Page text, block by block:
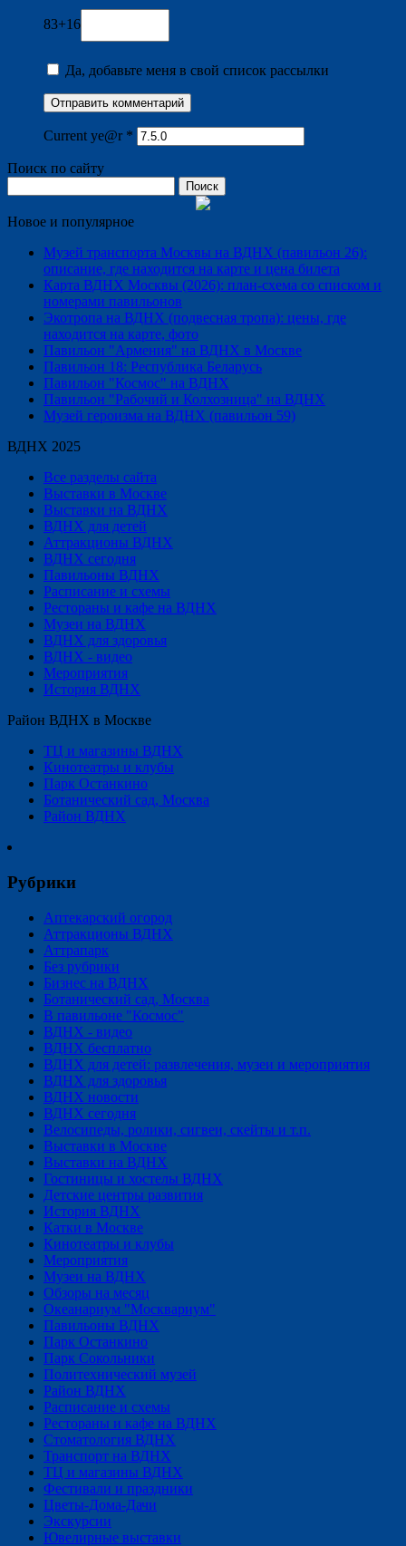
83+16
Да, добавьте меня в свой список рассылки
Current ye@r *
Поиск по сайту
Новое и популярное
Музей транспорта Москвы на ВДНХ (павильон 26):
описание, где находится на карте и цена билета
Карта ВДНХ Москвы (2026): план-схема со списком и
номерами павильонов
Экотропа на ВДНХ (подвесная тропа): цены, где
находится на карте, фото
Павильон "Армения" на ВДНХ в Москве
Павильон 18: Республика Беларусь
Павильон "Космос" на ВДНХ
Павильон "Рабочий и Колхозница" на ВДНХ
Музей героизма на ВДНХ (павильон 59)
ВДНХ 2025
Все разделы сайта
Выставки в Москве
Выставки на ВДНХ
ВДНХ для детей
Аттракционы ВДНХ
ВДНХ сегодня
Павильоны ВДНХ
Расписание и схемы
Рестораны и кафе на ВДНХ
Музеи на ВДНХ
ВДНХ для здоровья
ВДНХ - видео
Мероприятия
История ВДНХ
Район ВДНХ в Москве
ТЦ и магазины ВДНХ
Кинотеатры и клубы
Парк Останкино
Ботанический сад, Москва
Район ВДНХ
Рубрики
Аптекарский огород
Аттракционы ВДНХ
Аттрапарк
Без рубрики
Бизнес на ВДНХ
Ботанический сад, Москва
В павильоне "Космос"
ВДНХ - видео
ВДНХ бесплатно
ВДНХ для детей: развлечения, музеи и мероприятия
ВДНХ для здоровья
ВДНХ новости
ВДНХ сегодня
Велосипеды, ролики, сигвеи, скейты и т.п.
Выставки в Москве
Выставки на ВДНХ
Гостиницы и хостелы ВДНХ
Детские центры развития
История ВДНХ
Катки в Москве
Кинотеатры и клубы
Мероприятия
Музеи на ВДНХ
Обзоры на месяц
Океанариум "Москвариум"
Павильоны ВДНХ
Парк Останкино
Парк Сокольники
Политехнический музей
Район ВДНХ
Расписание и схемы
Рестораны и кафе на ВДНХ
Стоматология ВДНХ
Транспорт на ВДНХ
ТЦ и магазины ВДНХ
Фестивали и праздники
Цветы-Дома-Дачи
Экскурсии
Ювелирные выставки